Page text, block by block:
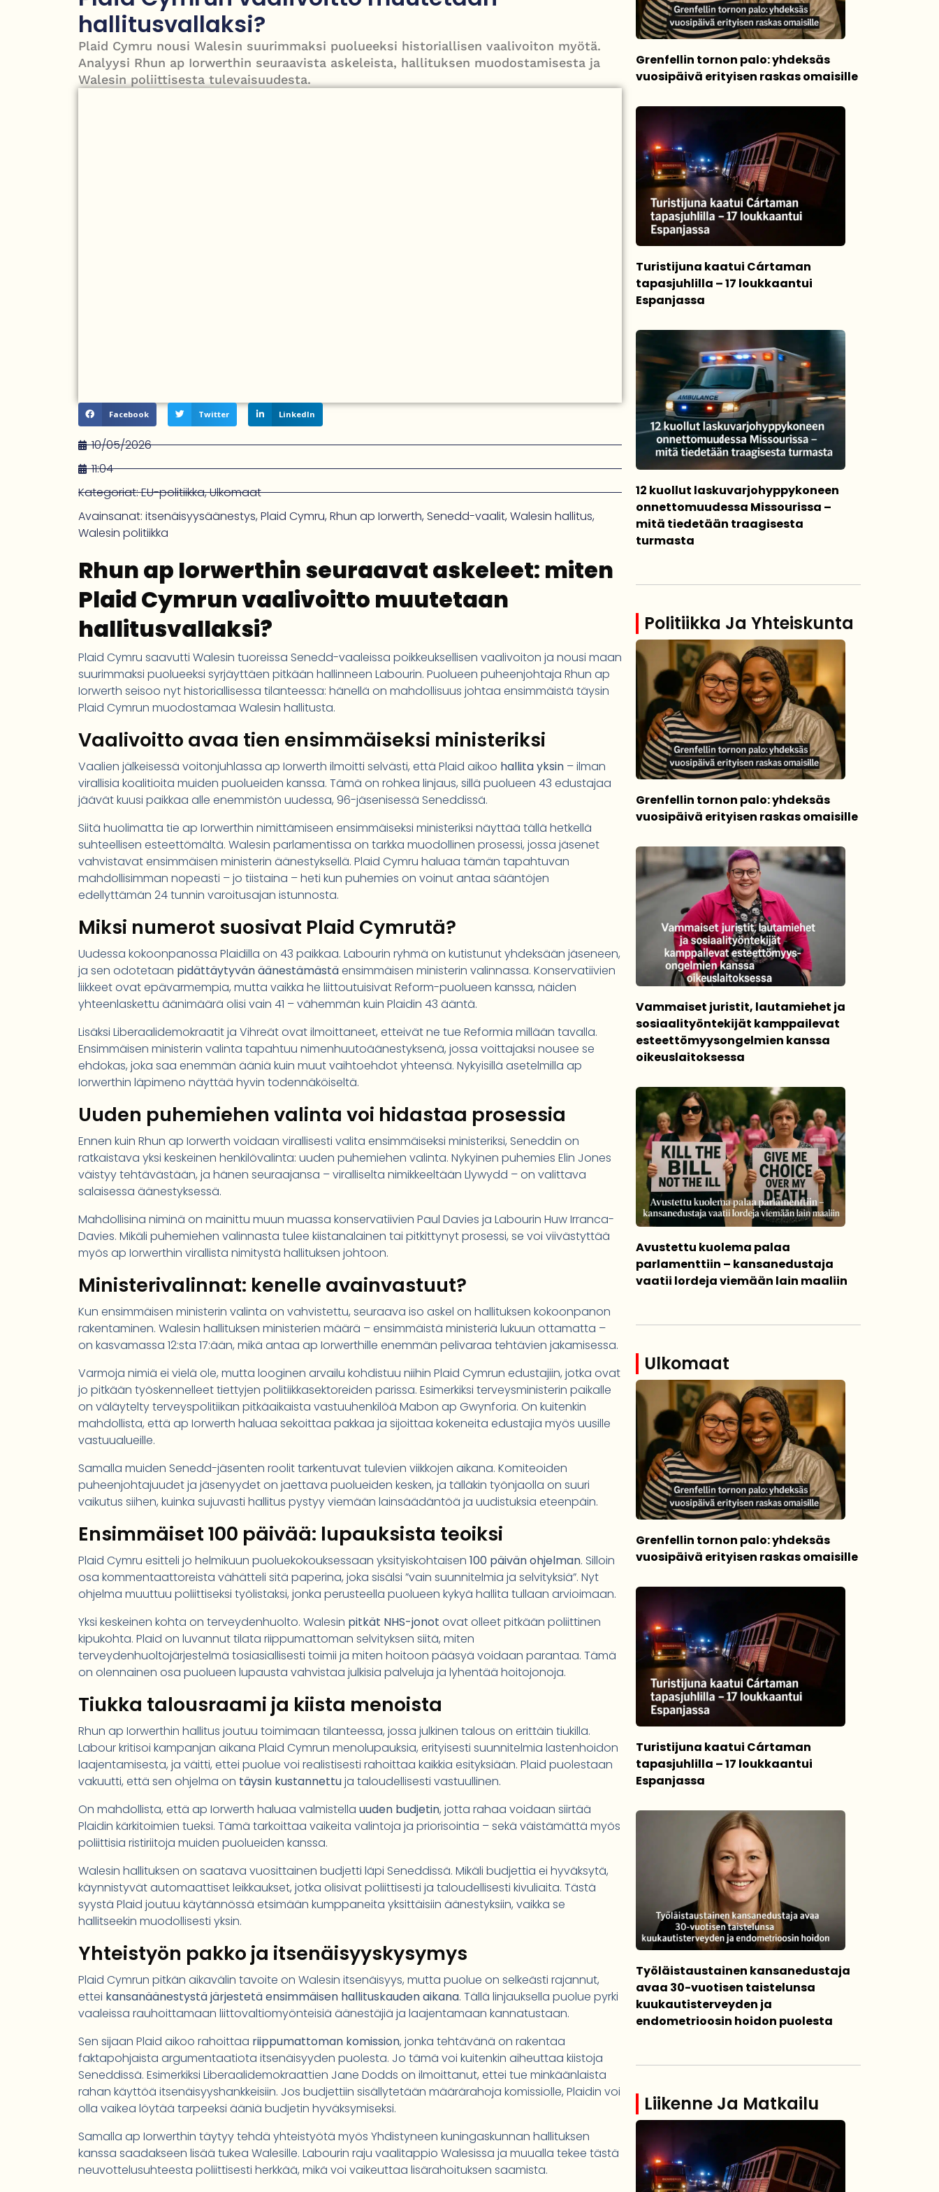
Roy Hattersley – työväenpuolueen modernisoija, joka jäi oppositioon mutta muutti politiikan suunnan
hallitusvallaksi?
Plaid Cymru nousi Walesin suurimmaksi puolueeksi historiallisen vaalivoiton myötä.
Analyysi Rhun ap Iorwerthin seuraavista askeleista, hallituksen muodostamisesta ja
Walesin poliittisesta tulevaisuudesta.
Facebook Twitter LinkedIn
10/05/2026
11:04
Kategoriat:EU-politiikka,Ulkomaat
Avainsanat: itsenäisyysäänestys,Plaid Cymru,Rhun ap Iorwerth,Senedd-vaalit,Walesin hallitus,
Walesin politiikka
Rhun ap Iorwerthin seuraavat askeleet: miten
Plaid Cymrun vaalivoitto muutetaan
hallitusvallaksi?
Plaid Cymru saavutti Walesin tuoreissa Senedd-vaaleissa poikkeuksellisen vaalivoiton ja nousi maan
suurimmaksi puolueeksi syrjäyttäen pitkään hallinneen Labourin. Puolueen puheenjohtaja Rhun ap
Iorwerth seisoo nyt historiallisessa tilanteessa: hänellä on mahdollisuus johtaa ensimmäistä täysin
Plaid Cymrun muodostamaa Walesin hallitusta.
Vaalivoitto avaa tien ensimmäiseksi ministeriksi
Vaalien jälkeisessä voitonjuhlassa ap Iorwerth ilmoitti selvästi, että Plaid aikoo hallita yksin – ilman
virallisia koalitioita muiden puolueiden kanssa. Tämä on rohkea linjaus, sillä puolueen 43 edustajaa
jäävät kuusi paikkaa alle enemmistön uudessa, 96-jäsenisessä Seneddissä.
Siitä huolimatta tie ap Iorwerthin nimittämiseen ensimmäiseksi ministeriksi näyttää tällä hetkellä
suhteellisen esteettömältä. Walesin parlamentissa on tarkka muodollinen prosessi, jossa jäsenet
vahvistavat ensimmäisen ministerin äänestyksellä. Plaid Cymru haluaa tämän tapahtuvan
mahdollisimman nopeasti – jo tiistaina – heti kun puhemies on voinut antaa sääntöjen
edellyttämän 24 tunnin varoitusajan istunnosta.
Miksi numerot suosivat Plaid Cymrutä?
Uudessa kokoonpanossa Plaidilla on 43 paikkaa. Labourin ryhmä on kutistunut yhdeksään jäseneen,
ja sen odotetaan pidättäytyvän äänestämästäensimmäisen ministerin valinnassa. Konservatiivien
liikkeet ovat epävarmempia, mutta vaikka he liittoutuisivat Reform-puolueen kanssa, näiden
yhteenlaskettu äänimäärä olisi vain 41 – vähemmän kuin Plaidin 43 ääntä.
Lisäksi Liberaalidemokraatit ja Vihreät ovat ilmoittaneet, etteivät ne tue Reformia millään tavalla.
Ensimmäisen ministerin valinta tapahtuu nimenhuutoäänestyksenä, jossa voittajaksi nousee se
ehdokas, joka saa enemmän ääniä kuin muut vaihtoehdot yhteensä. Nykyisillä asetelmilla ap
Iorwerthin läpimeno näyttää hyvin todennäköiseltä.
Uuden puhemiehen valinta voi hidastaa prosessia
Ennen kuin Rhun ap Iorwerth voidaan virallisesti valita ensimmäiseksi ministeriksi, Seneddin on
ratkaistava yksi keskeinen henkilövalinta: uuden puhemiehen valinta. Nykyinen puhemies Elin Jones
väistyy tehtävästään, ja hänen seuraajansa – viralliselta nimikkeeltään Llywydd – on valittava
salaisessa äänestyksessä.
Mahdollisina niminä on mainittu muun muassa konservatiivien Paul Davies ja Labourin Huw Irranca-
Davies. Mikäli puhemiehen valinnasta tulee kiistanalainen tai pitkittynyt prosessi, se voi viivästyttää
myös ap Iorwerthin virallista nimitystä hallituksen johtoon.
Ministerivalinnat: kenelle avainvastuut?
Kun ensimmäisen ministerin valinta on vahvistettu, seuraava iso askel on hallituksen kokoonpanon
rakentaminen. Walesin hallituksen ministerien määrä – ensimmäistä ministeriä lukuun ottamatta –
on kasvamassa 12:sta 17:ään, mikä antaa ap Iorwerthille enemmän pelivaraa tehtävien jakamisessa.
Varmoja nimiä ei vielä ole, mutta looginen arvailu kohdistuu niihin Plaid Cymrun edustajiin, jotka ovat
jo pitkään työskennelleet tiettyjen politiikkasektoreiden parissa. Esimerkiksi terveysministerin paikalle
on väläytelty terveyspolitiikan pitkäaikaista vastuuhenkilöä Mabon ap Gwynforia. On kuitenkin
mahdollista, että ap Iorwerth haluaa sekoittaa pakkaa ja sijoittaa kokeneita edustajia myös uusille
vastuualueille.
Samalla muiden Senedd-jäsenten roolit tarkentuvat tulevien viikkojen aikana. Komiteoiden
puheenjohtajuudet ja jäsenyydet on jaettava puolueiden kesken, ja tälläkin työnjaolla on suuri
vaikutus siihen, kuinka sujuvasti hallitus pystyy viemään lainsäädäntöä ja uudistuksia eteenpäin.
Ensimmäiset 100 päivää: lupauksista teoiksi
Plaid Cymru esitteli jo helmikuun puoluekokouksessaan yksityiskohtaisen 100 päivän ohjelman. Silloin
osa kommentaattoreista vähätteli sitä paperina, joka sisälsi ”vain suunnitelmia ja selvityksiä”. Nyt
ohjelma muuttuu poliittiseksi työlistaksi, jonka perusteella puolueen kykyä hallita tullaan arvioimaan.
Yksi keskeinen kohta on terveydenhuolto. Walesin pitkät NHS-jonot ovat olleet pitkään poliittinen
kipukohta. Plaid on luvannut tilata riippumattoman selvityksen siitä, miten
terveydenhuoltojärjestelmä tosiasiallisesti toimii ja miten hoitoon pääsyä voidaan parantaa. Tämä
on olennainen osa puolueen lupausta vahvistaa julkisia palveluja ja lyhentää hoitojonoja.
Tiukka talousraami ja kiista menoista
Rhun ap Iorwerthin hallitus joutuu toimimaan tilanteessa, jossa julkinen talous on erittäin tiukilla.
Labour kritisoi kampanjan aikana Plaid Cymrun menolupauksia, erityisesti suunnitelmia lastenhoidon
laajentamisesta, ja väitti, ettei puolue voi realistisesti rahoittaa kaikkia esityksiään. Plaid puolestaan
vakuutti, että sen ohjelma on täysin kustannettuja taloudellisesti vastuullinen.
On mahdollista, että ap Iorwerth haluaa valmistella uuden budjetin, jotta rahaa voidaan siirtää
Plaidin kärkitoimien tueksi. Tämä tarkoittaa vaikeita valintoja ja priorisointia – sekä väistämättä myös
poliittisia ristiriitoja muiden puolueiden kanssa.
Walesin hallituksen on saatava vuosittainen budjetti läpi Seneddissä. Mikäli budjettia ei hyväksytä,
käynnistyvät automaattiset leikkaukset, jotka olisivat poliittisesti ja taloudellisesti kivuliaita. Tästä
syystä Plaid joutuu käytännössä etsimään kumppaneita yksittäisiin äänestyksiin, vaikka se
hallitseekin muodollisesti yksin.
Yhteistyön pakko ja itsenäisyyskysymys
Plaid Cymrun pitkän aikavälin tavoite on Walesin itsenäisyys, mutta puolue on selkeästi rajannut,
ettei kansanäänestystä järjestetä ensimmäisen hallituskauden aikana. Tällä linjauksella puolue pyrki
vaaleissa rauhoittamaan liittovaltiomyönteisiä äänestäjiä ja laajentamaan kannatustaan.
Sen sijaan Plaid aikoo rahoittaa riippumattoman komission, jonka tehtävänä on rakentaa
faktapohjaista argumentaatiota itsenäisyyden puolesta. Jo tämä voi kuitenkin aiheuttaa kiistoja
Seneddissä. Esimerkiksi Liberaalidemokraattien Jane Dodds on ilmoittanut, ettei tue minkäänlaista
rahan käyttöä itsenäisyyshankkeisiin. Jos budjettiin sisällytetään määrärahoja komissiolle, Plaidin voi
olla vaikea löytää tarpeeksi ääniä budjetin hyväksymiseksi.
Samalla ap Iorwerthin täytyy tehdä yhteistyötä myös Yhdistyneen kuningaskunnan hallituksen
kanssa saadakseen lisää tukea Walesille. Labourin raju vaalitappio Walesissa ja muualla tekee tästä
neuvottelusuhteesta poliittisesti herkkää, mikä voi vaikeuttaa lisärahoituksen saamista.
Grenfellin tornon palo: yhdeksäs
vuosipäivä erityisen raskas omaisille
Turistijuna kaatui Cártaman
tapasjuhlilla – 17 loukkaantui
Espanjassa
12 kuollut laskuvarjohyppykoneen
onnettomuudessa Missourissa –
mitä tiedetään traagisesta
turmasta
Politiikka Ja Yhteiskunta
Grenfellin tornon palo: yhdeksäs
vuosipäivä erityisen raskas omaisille
Vammaiset juristit, lautamiehet ja
sosiaalityöntekijät kamppailevat
esteettömyysongelmien kanssa
oikeuslaitoksessa
Avustettu kuolema palaa
parlamenttiin – kansanedustaja
vaatii lordeja viemään lain maaliin
Ulkomaat
Grenfellin tornon palo: yhdeksäs
vuosipäivä erityisen raskas omaisille
Turistijuna kaatui Cártaman
tapasjuhlilla – 17 loukkaantui
Espanjassa
Työläistaustainen kansanedustaja
avaa 30-vuotisen taistelunsa
kuukautisterveyden ja
endometrioosin hoidon puolesta
Liikenne Ja Matkailu